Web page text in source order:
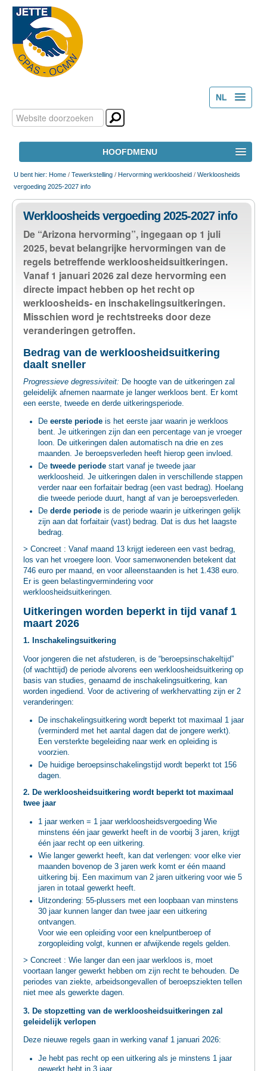
NL
Persoonlijke
hulpmiddelen
Zoek
Geavanceerd
HOOFDMENU
HOME
MAATSCHAPPELIJK WELZIJN
TEWERKSTELLING
VOEDSELHULP
SENIOREN
CULTUUR EN JEUGD
U bent hier: Home / Tewerkstelling / Hervorming werkloosheid / Werkloosheids
vergoeding 2025-2027 info
Werkloosheids vergoeding 2025-2027 info
De “Arizona hervorming”, ingegaan op 1 juli
2025, bevat belangrijke hervormingen van de
regels betreffende werkloosheidsuitkeringen.
Vanaf 1 januari 2026 zal deze hervorming een
directe impact hebben op het recht op
werkloosheids- en inschakelingsuitkeringen.
Misschien word je rechtstreeks door deze
veranderingen getroffen.
Bedrag van de werkloosheidsuitkering
daalt sneller
Progressieve degressiviteit: De hoogte van de uitkeringen zal
geleidelijk afnemen naarmate je langer werkloos bent. Er komt
een eerste, tweede en derde uitkeringsperiode.
De eerste periodeis het eerste jaar waarin je werkloos
bent. Je uitkeringen zijn dan een percentage van je vroeger
loon. De uitkeringen dalen automatisch na drie en zes
maanden. Je beroepsverleden heeft hierop geen invloed.
De tweede periodestart vanaf je tweede jaar
werkloosheid. Je uitkeringen dalen in verschillende stappen
verder naar een forfaitair bedrag (een vast bedrag). Hoelang
die tweede periode duurt, hangt af van je beroepsverleden.
De derde periodeis de periode waarin je uitkeringen gelijk
zijn aan dat forfaitair (vast) bedrag. Dat is dus het laagste
bedrag.
> Concreet : Vanaf maand 13 krijgt iedereen een vast bedrag,
los van het vroegere loon. Voor samenwonenden betekent dat
746 euro per maand, en voor alleenstaanden is het 1.438 euro.
Er is geen belastingvermindering voor
werkloosheidsuitkeringen.
Uitkeringen worden beperkt in tijd vanaf 1
maart 2026
1. Inschakelingsuitkering
Voor jongeren die net afstuderen, is de “beroepsinschakeltijd”
(of wachttijd) de periode alvorens een werkloosheidsuitkering op
basis van studies, genaamd de inschakelingsuitkering, kan
worden ingediend. Voor de activering of werkhervatting zijn er 2
veranderingen:
De inschakelingsuitkering wordt beperkt tot maximaal 1 jaar
(verminderd met het aantal dagen dat de jongere werkt).
Een versterkte begeleiding naar werk en opleiding is
voorzien.
De huidige beroepsinschakelingstijd wordt beperkt tot 156
dagen.
2. De werkloosheidsuitkering wordt beperkt tot maximaal
twee jaar
1 jaar werken = 1 jaar werkloosheidsvergoeding Wie
minstens één jaar gewerkt heeft in de voorbij 3 jaren, krijgt
één jaar recht op een uitkering.
Wie langer gewerkt heeft, kan dat verlengen: voor elke vier
maanden bovenop de 3 jaren werk komt er één maand
uitkering bij. Een maximum van 2 jaren uitkering voor wie 5
jaren in totaal gewerkt heeft.
Uitzondering: 55-plussers met een loopbaan van minstens
30 jaar kunnen langer dan twee jaar een uitkering
ontvangen.
Voor wie een opleiding voor een knelpuntberoep of
zorgopleiding volgt, kunnen er afwijkende regels gelden.
> Concreet : Wie langer dan een jaar werkloos is, moet
voortaan langer gewerkt hebben om zijn recht te behouden. De
periodes van ziekte, arbeidsongevallen of beroepsziekten tellen
niet mee als gewerkte dagen.
3. De stopzetting van de werkloosheidsuitkeringen zal
geleidelijk verlopen
Deze nieuwe regels gaan in werking vanaf 1 januari 2026:
Je hebt pas recht op een uitkering als je minstens 1 jaar
gewerkt hebt in 3 jaar.